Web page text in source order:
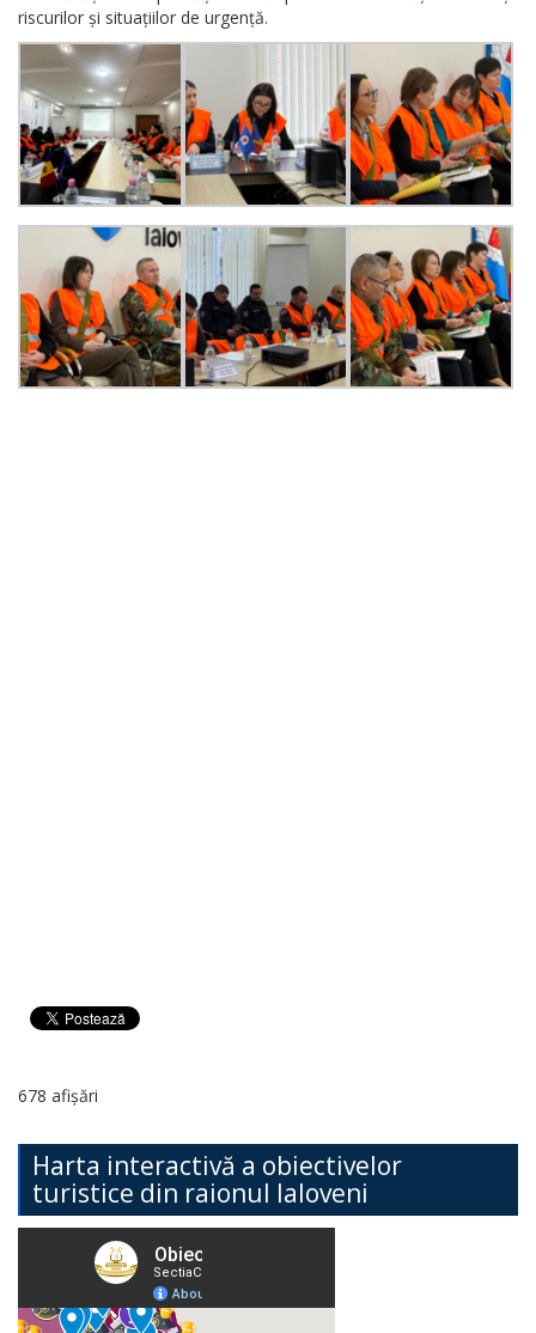
riscurilor și situațiilor de urgență.
678 afișări
Harta interactivă a obiectivelor
turistice din raionul Ialoveni